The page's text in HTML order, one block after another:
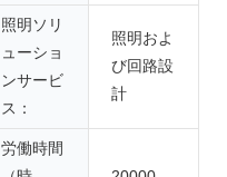
照明ソリ
ューショ
ンサービ
ス：
照明およ
び回路設
計
労働時間